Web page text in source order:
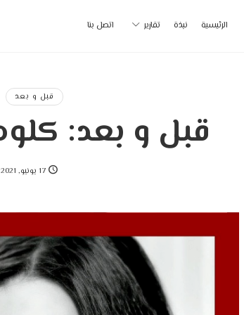
الرئيسية نبذة تقارير اتصل بنا
|
قبل و بعد
قبل و بعد:
17 يونيو, 2021